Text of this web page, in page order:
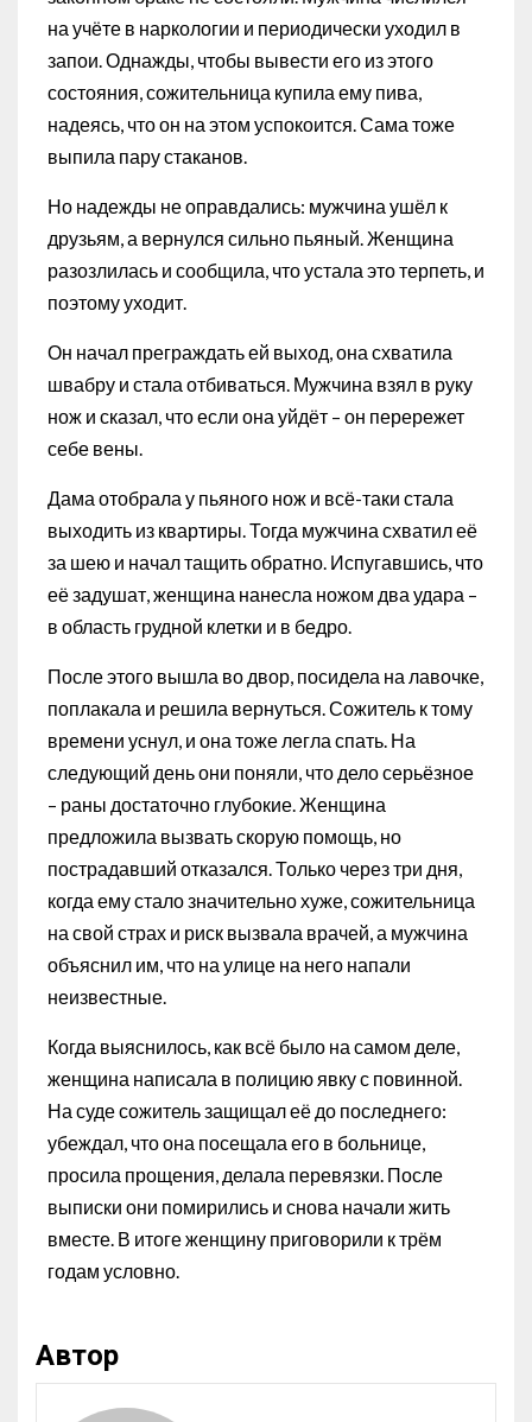
на учёте в наркологии и периодически уходил в
запои. Однажды, чтобы вывести его из этого
состояния, сожительница купила ему пива,
надеясь, что он на этом успокоится. Сама тоже
выпила пару стаканов.
Но надежды не оправдались: мужчина ушёл к
друзьям, а вернулся сильно пьяный. Женщина
разозлилась и сообщила, что устала это терпеть, и
поэтому уходит.
Он начал преграждать ей выход, она схватила
швабру и стала отбиваться. Мужчина взял в руку
нож и сказал, что если она уйдёт – он перережет
себе вены.
Дама отобрала у пьяного нож и всё-таки стала
выходить из квартиры. Тогда мужчина схватил её
за шею и начал тащить обратно. Испугавшись, что
её задушат, женщина нанесла ножом два удара –
в область грудной клетки и в бедро.
После этого вышла во двор, посидела на лавочке,
поплакала и решила вернуться. Сожитель к тому
времени уснул, и она тоже легла спать. На
следующий день они поняли, что дело серьёзное
– раны достаточно глубокие. Женщина
предложила вызвать скорую помощь, но
пострадавший отказался. Только через три дня,
когда ему стало значительно хуже, сожительница
на свой страх и риск вызвала врачей, а мужчина
объяснил им, что на улице на него напали
неизвестные.
Когда выяснилось, как всё было на самом деле,
женщина написала в полицию явку с повинной.
На суде сожитель защищал её до последнего:
убеждал, что она посещала его в больнице,
просила прощения, делала перевязки. После
выписки они помирились и снова начали жить
вместе. В итоге женщину приговорили к трём
годам условно.
Автор